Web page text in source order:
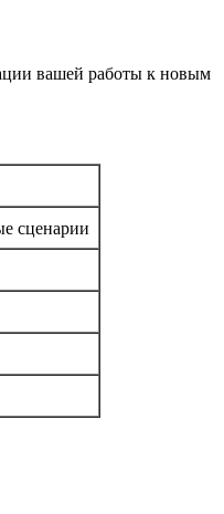
вашей работы к новым
сценарии